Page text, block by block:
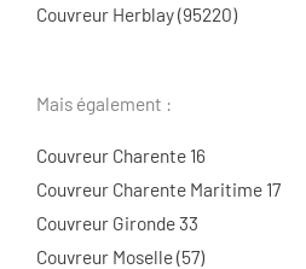
Couvreur Herblay (95220)
Mais également :
Couvreur Charente 16
Couvreur Charente Maritime 17
Couvreur Gironde 33
Couvreur Moselle (57)